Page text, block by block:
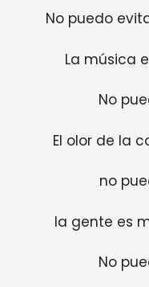
No puedo
La música
No
El olor de la
no
la gente es
No